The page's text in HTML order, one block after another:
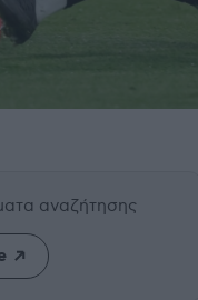
αναζήτησης